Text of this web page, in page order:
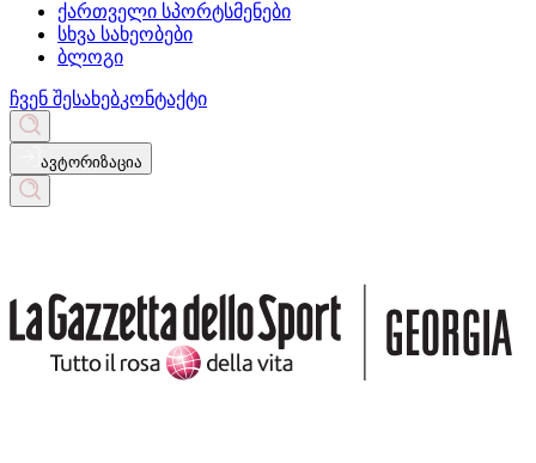
ქართველი სპორტსმენები
სხვა სახეობები
ბლოგი
ჩვენ შესახებკონტაქტი
ავტორიზაცია